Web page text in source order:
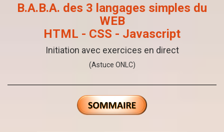
B.A.B.A. des 3 langages simples du
WEB
HTML - CSS - Javascript
Initiation avec exercices en direct
(Astuce ONLC)